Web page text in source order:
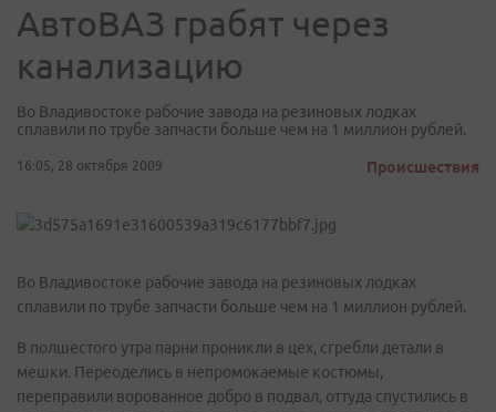
АвтоВАЗ грабят через
канализацию
Во Владивостоке рабочие завода на резиновых лодках
сплавили по трубе запчасти больше чем на 1 миллион рублей.
16:05, 28 октября 2009 Происшествия
Во Владивостоке рабочие завода на резиновых лодках
сплавили по трубе запчасти больше чем на 1 миллион рублей.
В полшестого утра парни проникли в цех, сгребли детали в
мешки. Переоделись в непромокаемые костюмы,
переправили ворованное добро в подвал, оттуда спустились в